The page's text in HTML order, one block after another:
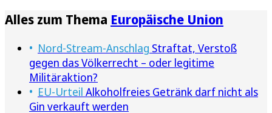
Alles zum Thema Europäische Union
Nord-Stream-Anschlag Straftat, Verstoß
gegen das Völkerrecht – oder legitime
Militäraktion?
EU-Urteil Alkoholfreies Getränk darf nicht als
Gin verkauft werden